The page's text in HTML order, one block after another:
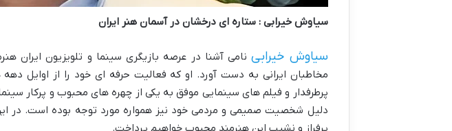
سیاوش خیرابی : ستاره ای درخشان در آسمان هنر ایران
سیاوش خیرابینامی آشنا در عرصه بازیگری سینما و تلویزیون ایران
مخاطبان ایرانی به دست آورد. او که فعالیت حرفه ای خود را از اوایل
پرطرفدار و فیلم های سینمایی موفق به یکی از چهره های محبوب و پرکار
دلیل شخصیت صمیمی و مردمی خود نیز همواره مورد توجه بوده است. در
پرفراز و نشیب این هنرمند محبوب خواهیم پرداخت.